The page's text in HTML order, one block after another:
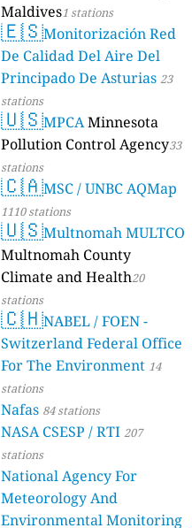
Maldives1 stations
🇪🇸Monitorización Red
De Calidad Del Aire Del
Principado De Asturias 23
stations
🇺🇸MPCAMinnesota
Pollution Control Agency33
stations
🇨🇦MSC / UNBC AQMap
1110 stations
🇺🇸Multnomah MULTCO
Multnomah County
Climate and Health20
stations
🇨🇭NABEL / FOEN -
Switzerland Federal Office
For The Environment 14
stations
Nafas 84 stations
NASA CSESP / RTI 207
stations
National Agency For
Meteorology And
Environmental Monitoring